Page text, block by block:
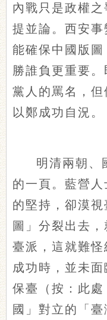
內戰只是政權
提並論。西安
能確保中國版
勝誰負更重要
黨人的罵名，
以鄭成功自況。
明清兩朝、
的一頁。藍營人
的堅持，卻漠
圖」分裂出去
臺派，這就難
成功時，並未面
保臺（按：此
國」對立的「臺